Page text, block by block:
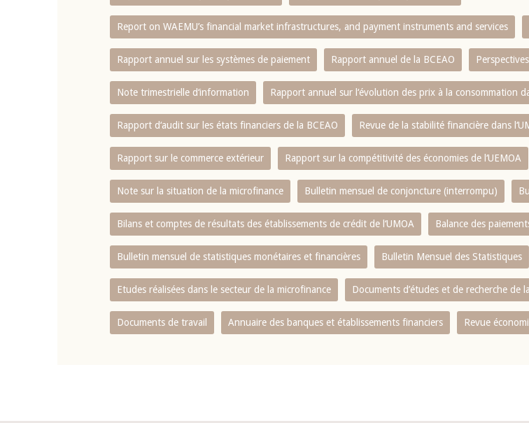
Report on WAEMU’s financial market infrastructures, and payment instruments and services
Rapport annuel sur les systèmes de paiement Rapport annuel de la BCEAO
Note trimestrielle d‘information Rapport annuel sur l‘évolution des prix à la consommation
Rapport d‘audit sur les états financiers de la BCEAO Revue de la stabilité financière dans
Rapport sur le commerce extérieur Rapport sur la compétitivité des économies de l‘UEMOA
Note sur la situation de la microfinance Bulletin mensuel de conjoncture (interrompu)
Bilans et comptes de résultats des établissements de crédit de l‘UMOA Balance des
Bulletin mensuel de statistiques monétaires et financières Bulletin Mensuel des Statistiques
Etudes réalisées dans le secteur de la microfinance Documents d’études et de recherche de
Documents de travail Annuaire des banques et établissements financiers Revue